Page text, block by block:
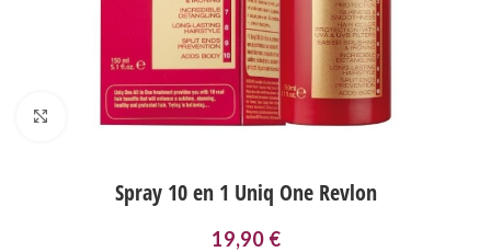
Agrandir
Spray 10 en 1 Uniq One Revlon
19,90 €